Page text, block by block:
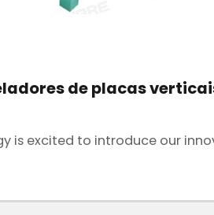
de placas
is excited to introduce our